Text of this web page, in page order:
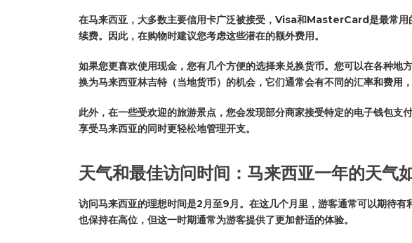
在马来西亚，大多数主要信用卡广泛被接受，Visa和MasterCard是最常用
续费。因此，在购物时建议您考虑这些潜在的额外费用。
如果您更喜欢使用现金，您有几个方便的选择来兑换货币。您可以在各种
换为马来西亚林吉特（当地货币）的机会，它们通常会有不同的汇率和费用
此外，在一些受欢迎的旅游景点，您会发现部分商家接受特定的电子钱包
享受马来西亚的同时更轻松地管理开支。
天气和最佳访问时间：马来西亚一年的天气
访问马来西亚的理想时间是2月至9月。在这几个月里，游客通常可以期待
也保持在高位，但这一时期通常为游客提供了更加舒适的体验。